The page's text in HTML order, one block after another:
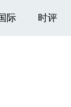
际 时评